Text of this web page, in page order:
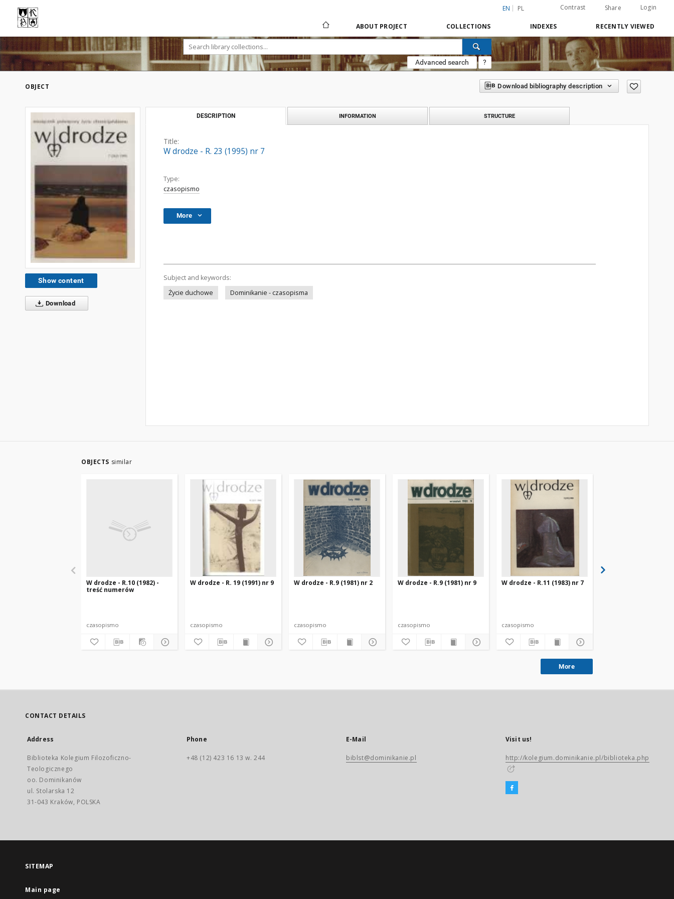
EN PL Contrast Share Login
ABOUT PROJECT COLLECTIONS INDEXES RECENTLY VIEWED
Advanced search ?
OBJECT Download bibliography description
Show content
Download
DESCRIPTION INFORMATION STRUCTURE
Title:
W drodze - R. 23 (1995) nr 7
Type:
czasopismo
More
Subject and keywords:
Życie duchowe
Dominikanie - czasopisma
OBJECTS similar
W drodze - R.10 (1982) -
treść numerów
czasopismo
W drodze - R. 19 (1991) nr 9
czasopismo
W drodze - R.9 (1981) nr 2
czasopismo
W drodze - R.9 (1981) nr 9
czasopismo
W drodze - R.11 (1983) nr 7
czasopismo
More
CONTACT DETAILS
Address
Biblioteka Kolegium Filozoficzno-
Teologicznego
oo. Dominikanów
ul. Stolarska 12
31-043 Kraków, POLSKA
Phone
+48 (12) 423 16 13 w. 244
E-Mail
biblst@dominikanie.pl
Visit us!
http://kolegium.dominikanie.pl/biblioteka.php
SITEMAP
Main page